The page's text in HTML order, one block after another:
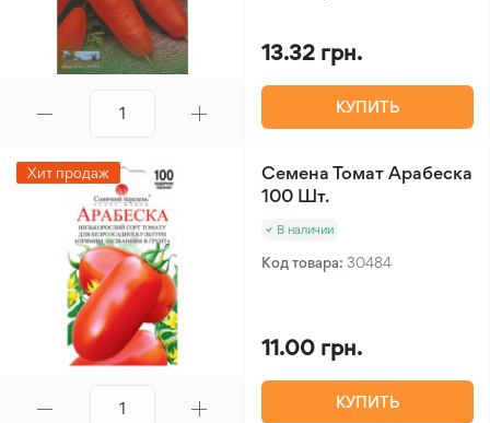
13.32 грн.
КУПИТЬ
Хит продаж
Семена Томат Арабеска
100 Шт.
В наличии
Код товара: 30484
11.00 грн.
КУПИТЬ